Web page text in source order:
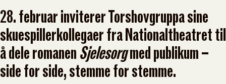
28. februar inviterer Torshovgruppa sine
skuespillerkollegaer fra Nationaltheatret til
å dele romanenSjelesorgmed publikum –
side for side, stemme for stemme.